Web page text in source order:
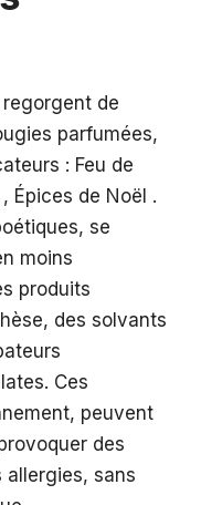
de
parfumées,
: Feu de
Épices de Noël .
se
moins
produits
des solvants
Ces
peuvent
des
sans